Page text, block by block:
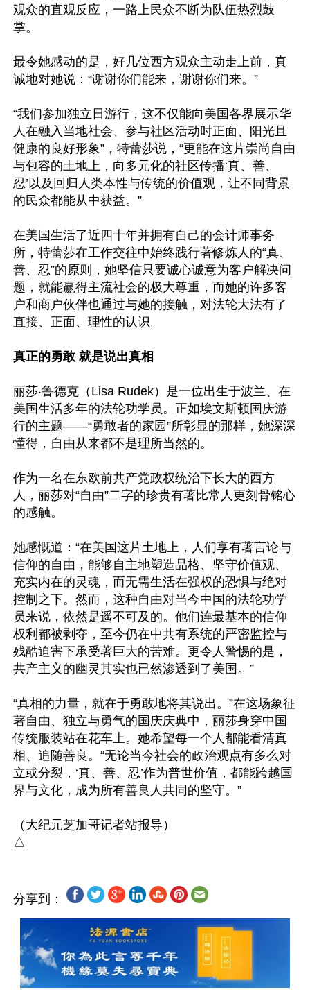
观众的直观反应，一路上民众不断为队伍热烈鼓
掌。
最令她感动的是，好几位西方观众主动走上前，真
诚地对她说：“谢谢你们能来，谢谢你们来。”
“我们参加独立日游行，这不仅能向美国各界展示华
人在融入当地社会、参与社区活动时正面、阳光且
健康的良好形象”，特蕾莎说，“更能在这片崇尚自由
与包容的土地上，向多元化的社区传播‘真、善、
忍’以及回归人类本性与传统的价值观，让不同背景
的民众都能从中获益。”
在美国生活了近四十年并拥有自己的会计师事务
所，特蕾莎在工作交往中始终践行著修炼人的“真、
善、忍”的原则，她坚信只要诚心诚意为客户解决问
题，就能赢得主流社会的极大尊重，而她的许多客
户和商户伙伴也通过与她的接触，对法轮大法有了
直接、正面、理性的认识。
真正的勇敢 就是说出真相
丽莎‧鲁德克（Lisa Rudek）是一位出生于波兰、在
美国生活多年的法轮功学员。正如埃文斯顿国庆游
行的主题——“勇敢者的家园”所彰显的那样，她深深
懂得，自由从来都不是理所当然的。
作为一名在东欧前共产党政权统治下长大的西方
人，丽莎对“自由”二字的珍贵有著比常人更刻骨铭心
的感触。
她感慨道：“在美国这片土地上，人们享有著言论与
信仰的自由，能够自主地塑造品格、坚守价值观、
充实内在的灵魂，而无需生活在强权的恐惧与绝对
控制之下。然而，这种自由对当今中国的法轮功学
员来说，依然是遥不可及的。他们连最基本的信仰
权利都被剥夺，至今仍在中共有系统的严密监控与
残酷迫害下承受著巨大的苦难。更令人警惕的是，
共产主义的幽灵其实也已然渗透到了美国。”
“真相的力量，就在于勇敢地将其说出。”在这场象征
著自由、独立与勇气的国庆庆典中，丽莎身穿中国
传统服装站在花车上。她希望每一个人都能看清真
相、追随善良。“无论当今社会的政治观点有多么对
立或分裂，‘真、善、忍’作为普世价值，都能跨越国
界与文化，成为所有善良人共同的坚守。”
（大纪元芝加哥记者站报导）
分享到：